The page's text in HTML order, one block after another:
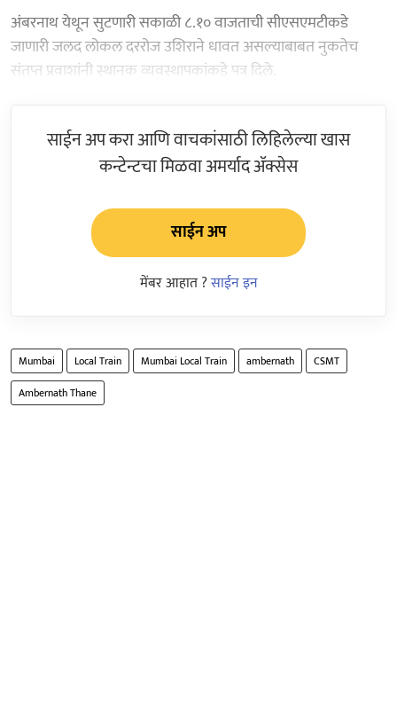
अंबरनाथ येथून सुटणारी सकाळी ८.१० वाजताची सीएसएमटीकडे
जाणारी जलद लोकल दररोज उशिराने धावत असल्याबाबत नुकतेच
संतप्त प्रवाशांनी स्थानक व्यवस्थापकांकडे पत्र दिले.
साईन अप करा आणि वाचकांसाठी लिहिलेल्या खास
कन्टेन्टचा मिळवा अमर्याद ॲक्सेस
साईन अप
मेंबर आहात ?साईन इन
Mumbai Local Train Mumbai Local Train ambernath
CSMT
Ambernath Thane